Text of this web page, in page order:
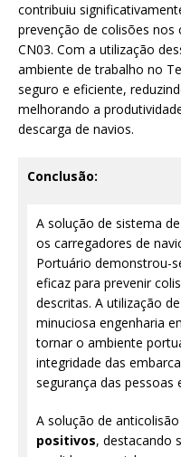
contribuiu
prevenção de colisões nos
CN03. Com a utilização
ambiente de trabalho no
seguro e eficiente,
melhorando a
descarga de navios.
Conclusão:
A solução de sistema
os carregadores de
Portuário demonstrou-
eficaz para prevenir
descritas. A utilização
minuciosa engenharia
tornar o ambiente
integridade das
segurança das pessoas
A solução de
positivos, destacando